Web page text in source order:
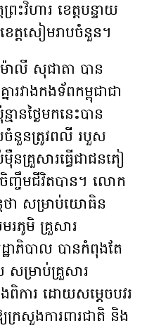
រះវិហារ ខេត្តបន្ទាយ
ត្តសៀមរាបចំនួន។
ាលី សុជាតា បាន
រវាងកងទ័ពកម្ពុជាជា
នថ្ងៃមកនេះបាន
នួនត្រូវពលី របួស
នគ្រួសារធ្វើជាជនភៀ
ញ្ចឹមជីវិតបាន។ លោក
ថា សម្រាប់យោធិន
រភូមិ គ្រួសារ
ាភិបាល បានកំពុងតែ
ម្រាប់គ្រួសារ
ារ ដោយសម្តេចបវរ
ក្រសួងការពារជាតិ និង